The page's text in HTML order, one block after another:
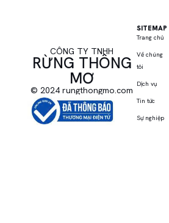
CÔNG TY TNHH
RỪNG THÔNG
MƠ
© 2024 rungthongmo.com
SITEMAP
Trang chủ
Về chúng
tôi
Dịch vụ
Tin tức
Sự nghiệp